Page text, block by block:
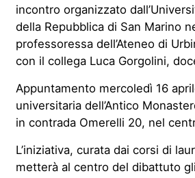
incontro organizzato
della Repubblica di San Marino
professoressa dell’Ateneo di
con il collega Luca Gorgolini,
Appuntamento mercoledì 16
universitaria dell’Antico
in contrada Omerelli 20, nel
L’iniziativa, curata dai corsi di
metterà al centro del dibattuto